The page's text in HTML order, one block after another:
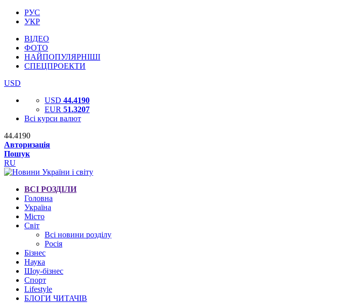
РУС
УКР
ВІДЕО
ФОТО
НАЙПОПУЛЯРНІШІ
СПЕЦПРОЕКТИ
USD
USD 44.4190
EUR 51.3207
Всі курси валют
44.4190
Авторизація
Пошук
RU
ВСІ РОЗДІЛИ
Головна
Україна
Місто
Світ
Всі новини розділу
Росія
Бізнес
Наука
Шоу-бізнес
Спорт
Lifestyle
БЛОГИ ЧИТАЧІВ